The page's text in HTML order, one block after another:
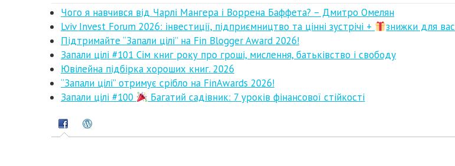
Чого я навчився від Чарлі Мангера і Воррена Баффета? – Дмитро Омелян
Lviv Invest Forum 2026: інвестиції, підприємництво та цінні зустрічі +
знижки для вас
Підтримайте “Запали цілі” на Fin Blogger Award 2026!
Запали цілі #101 Сім книг року про гроші, мислення, батьківство і свободу
Ювілейна підбірка хороших книг. 2026
“Запали цілі” отримує срібло на FinAwards 2026!
Запали цілі #100
Багатий садівник: 7 уроків фінансової стійкості